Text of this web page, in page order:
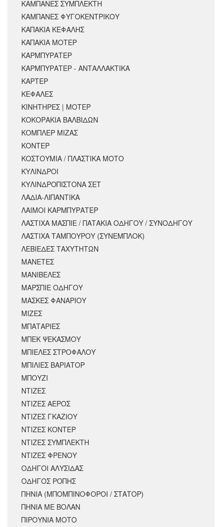
ΚΑΜΠΑΝΕΣ ΣΥΜΠΛΕΚΤΗ
ΚΑΜΠΑΝΕΣ ΦΥΓΟΚΕΝΤΡΙΚΟΥ
ΚΑΠΑΚΙΑ ΚΕΦΑΛΗΣ
ΚΑΠΑΚΙΑ ΜΟΤΕΡ
ΚΑΡΜΠΥΡΑΤΕΡ
ΚΑΡΜΠΥΡΑΤΕΡ - ΑΝΤΑΛΛΑΚΤΙΚΑ
ΚΑΡΤΕΡ
ΚΕΦΑΛΕΣ
ΚΙΝΗΤΗΡΕΣ | ΜΟΤΕΡ
ΚΟΚΟΡΑΚΙΑ ΒΑΛΒΙΔΩΝ
ΚΟΜΠΛΕΡ ΜΙΖΑΣ
ΚΟΝΤΕΡ
ΚΟΣΤΟΥΜΙΑ / ΠΛΑΣΤΙΚΑ ΜΟΤΟ
ΚΥΛΙΝΔΡΟΙ
ΚΥΛΙΝΔΡΟΠΙΣΤΟΝΑ ΣΕΤ
ΛΑΔΙΑ-ΛΙΠΑΝΤΙΚΑ
ΛΑΙΜΟΙ ΚΑΡΜΠΥΡΑΤΕΡ
ΛΑΣΤΙΧΑ ΜΑΣΠΙΕ / ΠΑΤΑΚΙΑ ΟΔΗΓΟΥ / ΣΥΝΟΔΗΓΟΥ
ΛΑΣΤΙΧΑ ΤΑΜΠΟΥΡΟΥ (ΣΥΝΕΜΠΛΟΚ)
ΛΕΒΙΕΔΕΣ ΤΑΧΥΤΗΤΩΝ
ΜΑΝΕΤΕΣ
ΜΑΝΙΒΕΛΕΣ
ΜΑΡΣΠΙΕ ΟΔΗΓΟΥ
ΜΑΣΚΕΣ ΦΑΝΑΡΙΟΥ
ΜΙΖΕΣ
ΜΠΑΤΑΡΙΕΣ
ΜΠΕΚ ΨΕΚΑΣΜΟΥ
ΜΠΙΕΛΕΣ ΣΤΡΟΦΑΛΟΥ
ΜΠΙΛΙΕΣ ΒΑΡΙΑΤΟΡ
ΜΠΟΥΖΙ
ΝΤΙΖΕΣ
ΝΤΙΖΕΣ ΑΕΡΟΣ
ΝΤΙΖΕΣ ΓΚΑΖΙΟΥ
ΝΤΙΖΕΣ ΚΟΝΤΕΡ
ΝΤΙΖΕΣ ΣΥΜΠΛΕΚΤΗ
ΝΤΙΖΕΣ ΦΡΕΝΟΥ
ΟΔΗΓΟΙ ΑΛΥΣΙΔΑΣ
ΟΔΗΓΟΣ ΡΟΠΗΣ
ΠΗΝΙΑ (ΜΠΟΜΠΙΝΟΦΟΡΟΙ / ΣΤΑΤΟΡ)
ΠΗΝΙΑ ΜΕ ΒΟΛΑΝ
ΠΙΡΟΥΝΙΑ ΜΟΤΟ